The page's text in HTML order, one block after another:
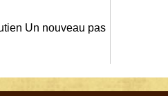
Un nouveau pas